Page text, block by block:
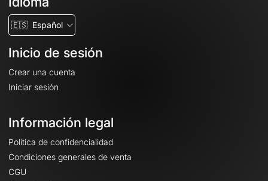
🇪🇸 Español
Inicio de sesión
Crear una cuenta
Iniciar sesión
Información legal
Política de confidencialidad
Condiciones generales de venta
CGU